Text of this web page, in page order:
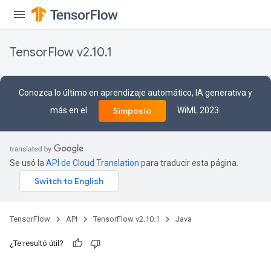
TensorFlow v2.10.1
Conozca lo último en aprendizaje automático, IA generativa y
más en el
Simposio WiML 2023.
Se usó la API de Cloud Translation para traducir esta página.
TensorFlow API TensorFlow v2.10.1 Java
¿Te resultó útil?